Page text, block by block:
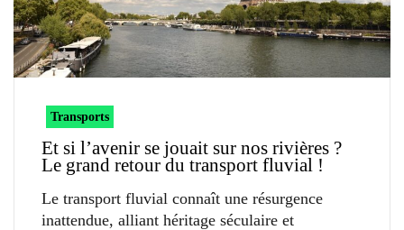
Transports
Et si l’avenir se jouait sur nos rivières ?
Le grand retour du transport fluvial !
Le transport fluvial connaît une résurgence
inattendue, alliant héritage séculaire et